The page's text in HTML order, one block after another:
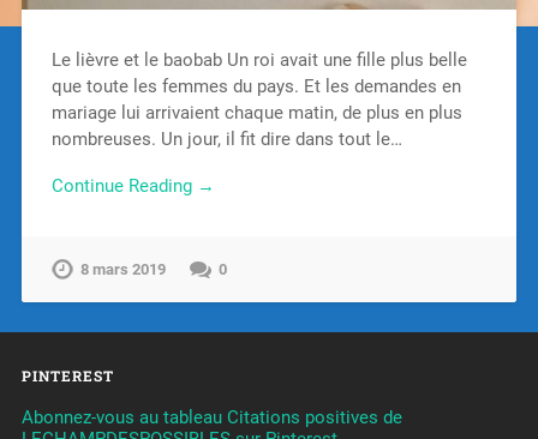
Le lièvre et le baobab Un roi avait une fille plus belle
que toute les femmes du pays. Et les demandes en
mariage lui arrivaient chaque matin, de plus en plus
nombreuses. Un jour, il fit dire dans tout le…
Continue Reading →
8 mars 2019 0
PINTEREST
Abonnez-vous au tableau Citations positives de